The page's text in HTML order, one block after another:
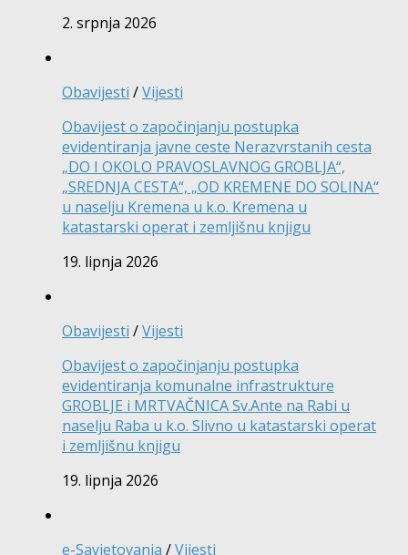
2. srpnja 2026
Obavijesti /Vijesti
Obavijest o započinjanju postupka
evidentiranja javne ceste Nerazvrstanih cesta
„DO I OKOLO PRAVOSLAVNOG GROBLJA“,
„SREDNJA CESTA“, „OD KREMENE DO SOLINA“
u naselju Kremena u k.o. Kremena u
katastarski operat i zemljišnu knjigu
19. lipnja 2026
Obavijesti /Vijesti
Obavijest o započinjanju postupka
evidentiranja komunalne infrastrukture
GROBLJE i MRTVAČNICA Sv.Ante na Rabi u
naselju Raba u k.o. Slivno u katastarski operat
i zemljišnu knjigu
19. lipnja 2026
e-Savjetovanja /Vijesti